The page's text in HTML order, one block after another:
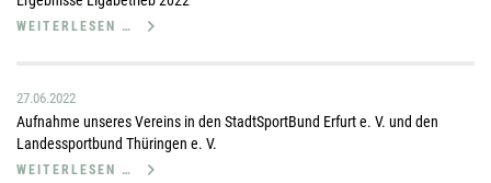
WEITERLESEN …
27.06.2022
Aufnahme unseres Vereins in den StadtSportBund Erfurt e. V. und den
Landessportbund Thüringen e. V.
WEITERLESEN …